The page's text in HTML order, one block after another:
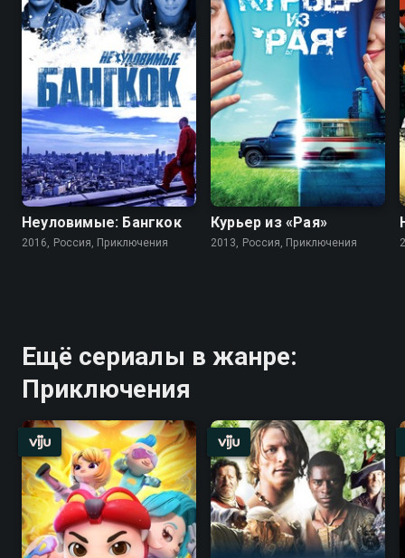
Неуловимые: Бангкок
2016, Россия, Приключения
Курьер из «Рая»
2013, Россия, Приключения
Ещё сериалы в жанре:
Приключения